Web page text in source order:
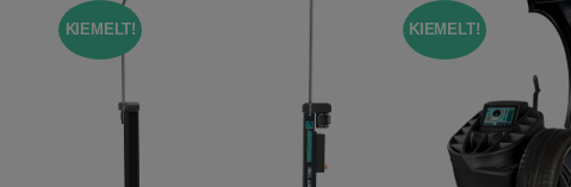
KIEMELT! KIEMELT!